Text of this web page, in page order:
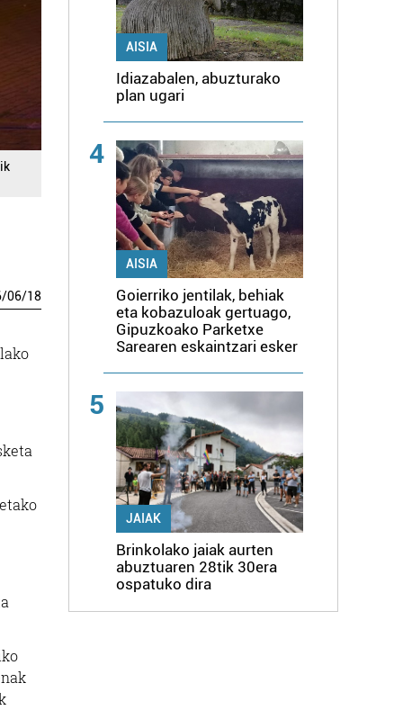
/06/18
AISIA
Idiazabalen, abuzturako
plan ugari
4
AISIA
Goierriko jentilak, behiak
eta kobazuloak gertuago,
Gipuzkoako Parketxe
Sarearen eskaintzari esker
5
JAIAK
Brinkolako jaiak aurten
abuztuaren 28tik 30era
ospatuko dira